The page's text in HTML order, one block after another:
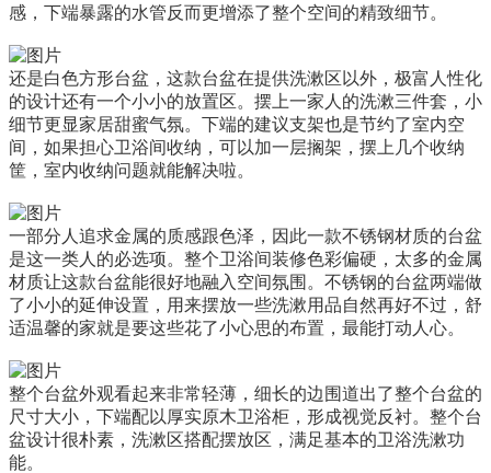
感，下端暴露的水管反而更增添了整个空间的精致细节。
还是白色方形台盆，这款台盆在提供洗漱区以外，极富人性化
的设计还有一个小小的放置区。摆上一家人的洗漱三件套，小
细节更显家居甜蜜气氛。下端的建议支架也是节约了室内空
间，如果担心卫浴间收纳，可以加一层搁架，摆上几个收纳
筐，室内收纳问题就能解决啦。
一部分人追求金属的质感跟色泽，因此一款不锈钢材质的台盆
是这一类人的必选项。整个卫浴间装修色彩偏硬，太多的金属
材质让这款台盆能很好地融入空间氛围。不锈钢的台盆两端做
了小小的延伸设置，用来摆放一些洗漱用品自然再好不过，舒
适温馨的家就是要这些花了小心思的布置，最能打动人心。
整个台盆外观看起来非常轻薄，细长的边围道出了整个台盆的
尺寸大小，下端配以厚实原木卫浴柜，形成视觉反衬。整个台
盆设计很朴素，洗漱区搭配摆放区，满足基本的卫浴洗漱功
能。